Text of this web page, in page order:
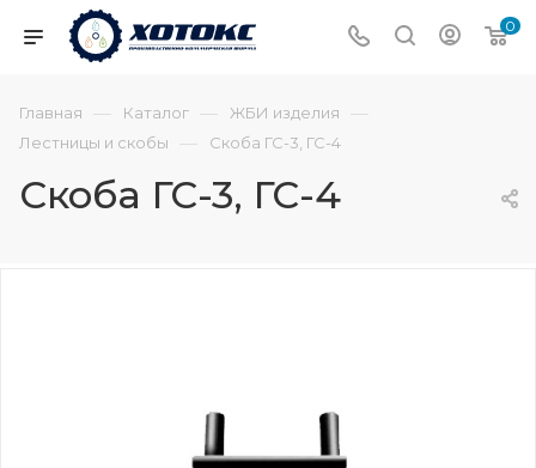
0
Главная — Каталог — ЖБИ изделия —
Лестницы и скобы — Скоба ГС-3, ГС-4
Скоба ГС-3, ГС-4